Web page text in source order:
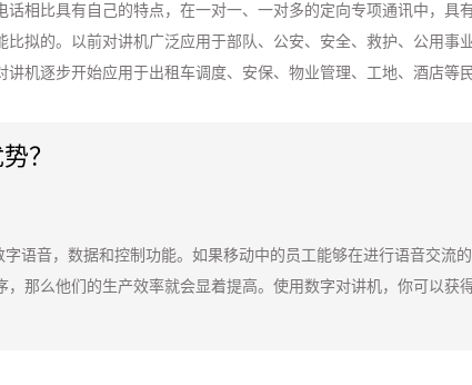
话相比具有自己的特点，在一对一、一对多的定向专项通讯中，具
比拟的。以前对讲机广泛应用于部队、公安、安全、救护、公用事
讲机逐步开始应用于出租车调度、安保、物业管理、工地、酒店等
？
语音，数据和控制功能。如果移动中的员工能够在进行语音交流
，那么他们的生产效率就会显着提高。使用数字对讲机，你可以获